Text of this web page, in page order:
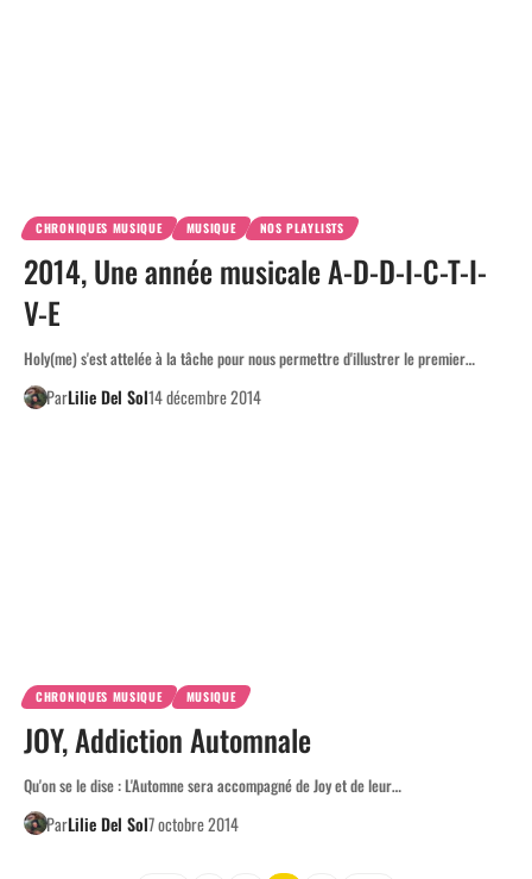
CHRONIQUES MUSIQUE MUSIQUE NOS PLAYLISTS
2014, Une année musicale A-D-D-I-C-T-I-
V-E
Holy(me) s'est attelée à la tâche pour nous permettre d'illustrer le premier…
ParLilie Del Sol14 décembre 2014
CHRONIQUES MUSIQUE MUSIQUE
JOY, Addiction Automnale
Qu'on se le dise : L'Automne sera accompagné de Joy et de leur…
ParLilie Del Sol7 octobre 2014